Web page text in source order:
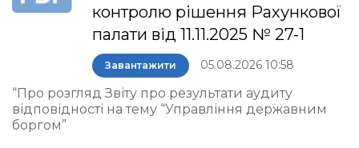
контролю рішення Рахункової
палати від 11.11.2025 № 27-1
Завантажити 05.08.2026 10:58
“Про розгляд Звіту про результати аудиту
відповідності на тему “Управління державним
боргом”